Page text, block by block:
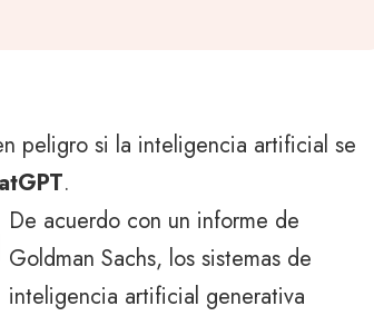
peligro si la inteligencia artificial se
.
De acuerdo con un informe de
Goldman Sachs, los sistemas de
inteligencia artificial generativa